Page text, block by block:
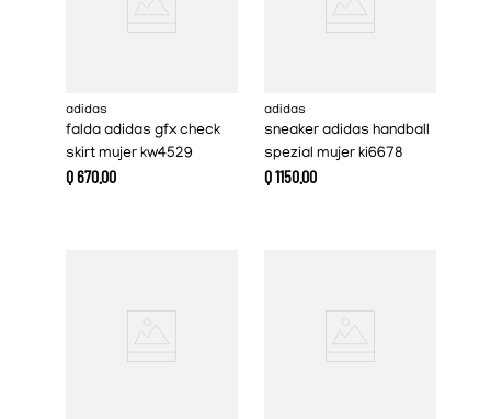
adidas
falda adidas gfx check
skirt mujer kw4529
Q670.00
adidas
sneaker adidas handball
spezial mujer ki6678
Q1150.00